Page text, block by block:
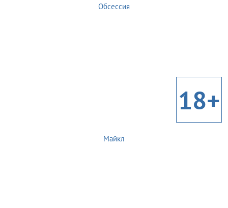
Обсессия
18+
Майкл